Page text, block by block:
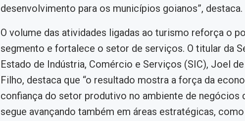
desenvolvimento para os municípios goianos”, destaca.
O volume das atividades ligadas ao turismo reforça o
segmento e fortalece o setor de serviços. O titular da
Estado de Indústria, Comércio e Serviços (SIC), Joel de
Filho, destaca que “o resultado mostra a força da
confiança do setor produtivo no ambiente de negócios
segue avançando também em áreas estratégicas,